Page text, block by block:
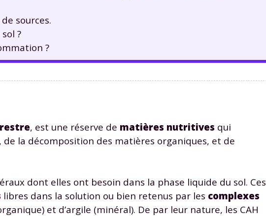
sources.
?
?
, est une réserve de matières nutritives qui
la décomposition des matières organiques, et de
dont elles ont besoin dans la phase liquide du sol. Ces
libres dans la solution ou bien retenus par les complexes
et d’argile (minéral). De par leur nature, les CAH